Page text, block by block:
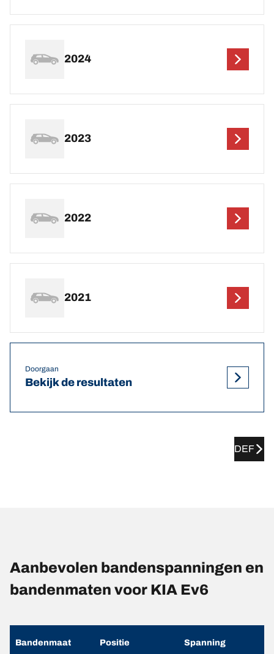
2024
2023
2022
2021
Doorgaan
Bekijk de resultaten
DEF
Aanbevolen bandenspanningen en
bandenmaten voor KIA Ev6
Bandenmaat Positie Spanning